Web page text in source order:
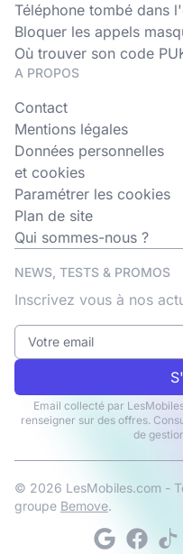
Téléphone tombé dans
Bloquer les appels
Où trouver son code
A PROPOS
Contact
Mentions légales
Données personnelles
et cookies
Paramétrer les cookies
Plan de site
Qui sommes-nous ?
NEWS, TESTS & PROMOS
Inscrivez vous à nos
Email collecté par
renseigner sur des offres.
de
© 2026 LesMobiles.com -
groupe Bemove.